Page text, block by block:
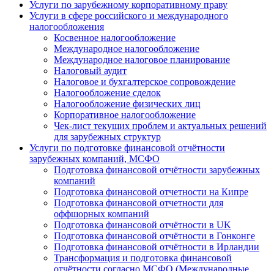
Услуги по зарубежному корпоративному праву
Услуги в сфере российского и международного
налогообложения
Косвенное налогообложение
Международное налогообложение
Международное налоговое планирование
Налоговый аудит
Налоговое и бухгалтерское сопровождение
Налогообложение сделок
Налогообложение физических лиц
Корпоративное налогообложение
Чек-лист текущих проблем и актуальных решений
для зарубежных структур
Услуги по подготовке финансовой отчётности
зарубежных компаний, МСФО
Подготовка финансовой отчётности зарубежных
компаний
Подготовка финансовой отчетности на Кипре
Подготовка финансовой отчетности для
оффшорных компаний
Подготовка финансовой отчётности в UK
Подготовка финансовой отчётности в Гонконге
Подготовка финансовой отчётности в Ирландии
Трансформация и подготовка финансовой
отчётности согласно МСФО (Международные